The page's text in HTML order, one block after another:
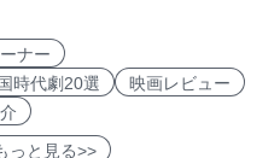
ナー
時代劇20選
映画レビュー
見る>>